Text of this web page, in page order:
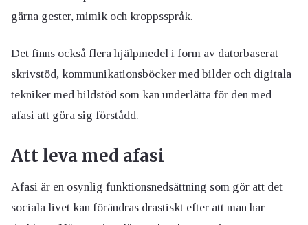
gärna gester, mimik och kroppsspråk.
Det finns också flera hjälpmedel i form av datorbaserat
skrivstöd, kommunikationsböcker med bilder och digitala
tekniker med bildstöd som kan underlätta för den med
afasi att göra sig förstådd.
Att leva med afasi
Afasi är en osynlig funktionsnedsättning som gör att det
sociala livet kan förändras drastiskt efter att man har